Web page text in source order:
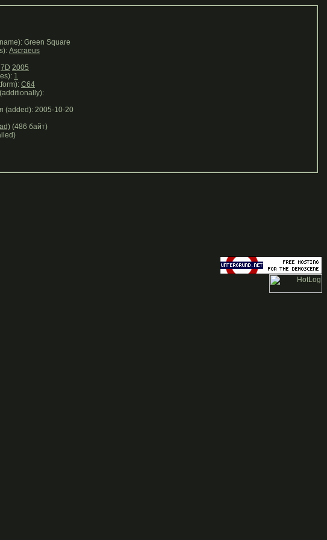
Green Square
Ascraeus
7D 2005
1
C64
(added): 2005-10-20
(486 байт)